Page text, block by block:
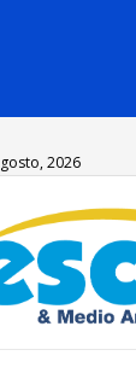
2026